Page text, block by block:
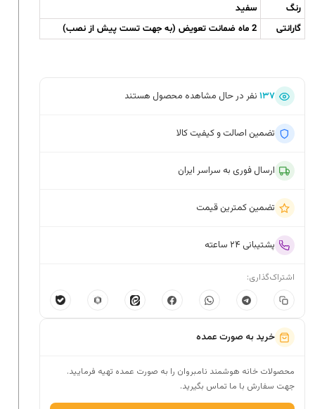
رنگ
سفید
گارانتی
2 ماه ضمانت تعویض (به جهت تست پیش از نصب)
۱۳۷ نفر در حال مشاهده محصول هستند
تضمین اصالت و کیفیت کالا
ارسال فوری به سراسر ایران
تضمین کمترین قیمت
پشتیبانی ۲۴ ساعته
اشتراک‌گذاری:
خرید به صورت عمده
محصولات خانه هوشمند نامبروان را به صورت عمده تهیه فرمایید.
جهت سفارش با ما تماس بگیرید.